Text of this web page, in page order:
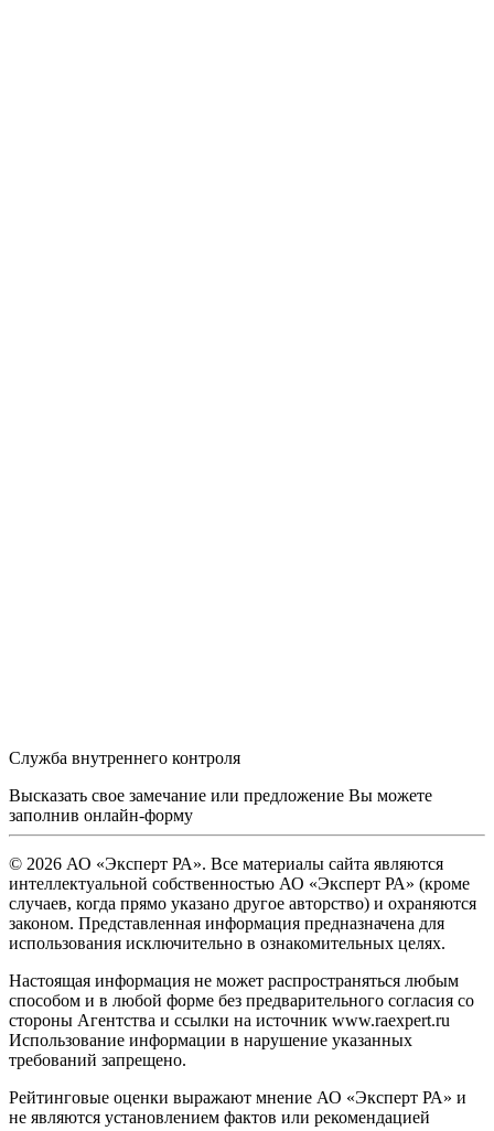
Служба внутреннего контроля
Высказать свое замечание или предложение Вы можете
заполнив онлайн-форму
© 2026 АО «Эксперт РА». Все материалы сайта являются
интеллектуальной собственностью АО «Эксперт РА» (кроме
случаев, когда прямо указано другое авторство) и охраняются
законом. Представленная информация предназначена для
использования исключительно в ознакомительных целях.
Настоящая информация не может распространяться любым
способом и в любой форме без предварительного согласия со
стороны Агентства и ссылки на источник www.raexpert.ru
Использование информации в нарушение указанных
требований запрещено.
Рейтинговые оценки выражают мнение АО «Эксперт РА» и
не являются установлением фактов или рекомендацией